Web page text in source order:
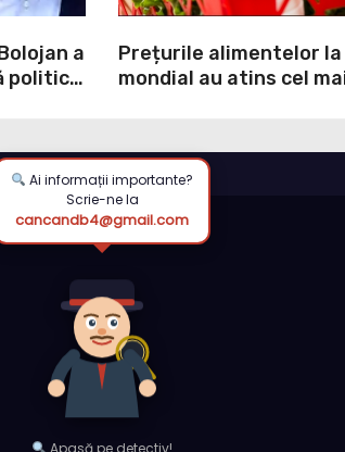
a
politică
Prețurile alimentelor la
mondial au atins cel
mai mult (+5,8%), pe
secetei, dar și al
războiul din Ucraina va
din nou exporturile prin
Neagră.
Ai informații importante?
Scrie-ne la
cancandb4@gmail.com
Apasă pe detectiv!